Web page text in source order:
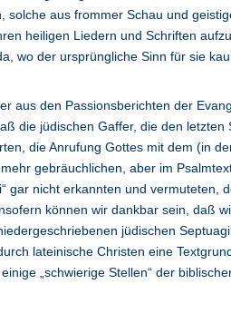
solche aus frommer Schau und
heiligen Liedern und Schriften
wo der ursprüngliche Sinn für sie
aus den Passionsberichten der
die jüdischen Gaffer, die den letzten
die Anrufung Gottes mit dem (in
gebräuchlichen, aber im
gar nicht erkannten und vermuteten,
können wir dankbar sein, daß
jüdischen
lateinische Christen eine
„schwierige Stellen“ der